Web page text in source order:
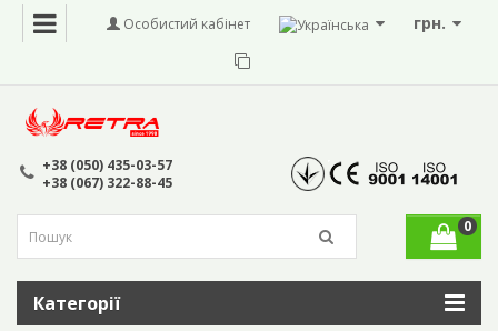
грн.
Особистий кабінет
+38 (050) 435-03-57
+38 (067) 322-88-45
0
Категорії